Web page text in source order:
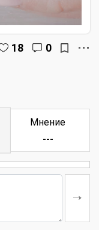
18 0
Мнение
---